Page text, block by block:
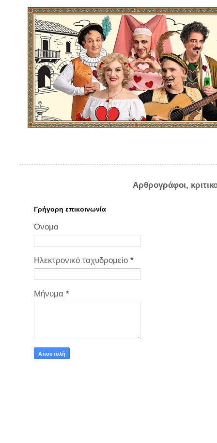
Αρθρογράφοι,
Γρήγορη επικοινωνία
Όνομα
Ηλεκτρονικό ταχυδρομείο *
Μήνυμα *